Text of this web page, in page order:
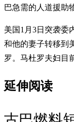
巴急需的人道援助
美国1月3日突袭委
和他的妻子转移到
罗。马杜罗夫妇目
延伸阅读